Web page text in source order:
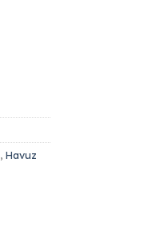
, Havuz